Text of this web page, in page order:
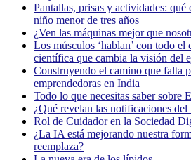
Pantallas, prisas y actividades: qué
niño menor de tres años
¿Ven las máquinas mejor que
Los músculos ‘hablan’ con todo
científica que cambia la visión del
Construyendo el camino que falta
emprendedoras en India
Todo lo que necesitas saber sobre
¿Qué revelan las notificaciones del
Rol de Cuidador en la Sociedad
¿La IA está mejorando nuestra
reemplaza?